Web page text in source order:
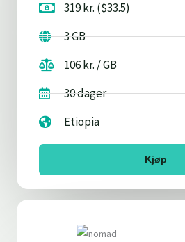
319 kr. ($33.5)
3 GB
106 kr. / GB
30 dager
Etiopia
Kjøp